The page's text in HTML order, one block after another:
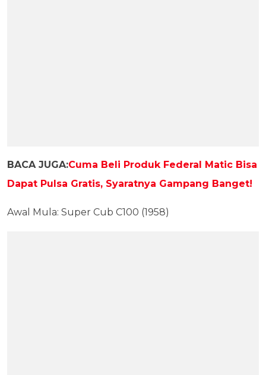
BACA JUGA:Cuma Beli Produk Federal Matic Bisa
Dapat Pulsa Gratis, Syaratnya Gampang Banget!
Awal Mula: Super Cub C100 (1958)